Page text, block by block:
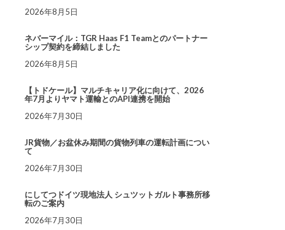
2026年8月5日
ネバーマイル：TGR Haas F1 Teamとのパートナー
シップ契約を締結しました
2026年8月5日
【トドケール】マルチキャリア化に向けて、2026
年7月よりヤマト運輸とのAPI連携を開始
2026年7月30日
JR貨物／お盆休み期間の貨物列車の運転計画につい
て
2026年7月30日
にしてつドイツ現地法人 シュツットガルト事務所移
転のご案内
2026年7月30日